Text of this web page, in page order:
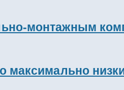
монтажным
максимально